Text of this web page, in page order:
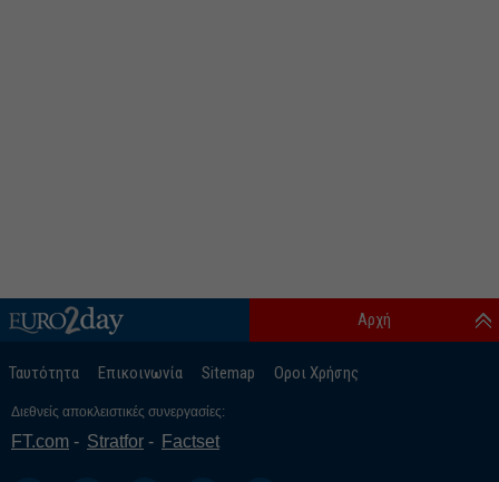
Ταυτότητα Επικοινωνία Sitemap Οροι Χρήσης
Αρχή
Διεθνείς αποκλειστικές συνεργασίες:
FT.com Stratfor Factset